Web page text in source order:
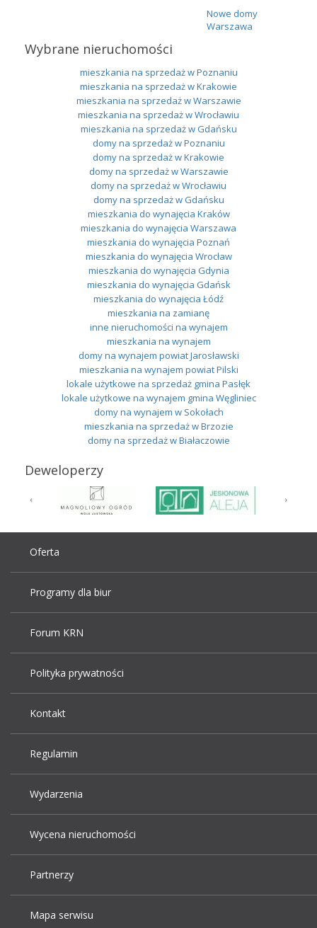
Nowe domy
Warszawa
Wybrane nieruchomości
mieszkania na sprzedaż w Poznaniu
mieszkania na sprzedaż w Krakowie
mieszkania na sprzedaż w Warszawie
mieszkania na sprzedaż w Wrocławiu
mieszkania na sprzedaż w Gdańsku
domy na sprzedaż w Poznaniu
domy na sprzedaż w Krakowie
domy na sprzedaż w Warszawie
domy na sprzedaż w Wrocławiu
domy na sprzedaż w Gdańsku
mieszkania do wynajęcia Kraków
mieszkania do wynajęcia Warszawa
mieszkania do wynajęcia Poznań
mieszkania do wynajęcia Wrocław
mieszkania do wynajęcia Gdynia
mieszkania do wynajęcia Gdańsk
mieszkania do wynajęcia Łódź
mieszkania na zamianę
inne nieruchomości na wynajem
mieszkania na wynajem
domy na wynajem powiat Jarosławski
mieszkania na wynajem powiat Pilski
lokale użytkowe na sprzedaż gmina Pasłęk
lokale użytkowe na wynajem gmina Węgliniec
domy na wynajem w Sokołach
mieszkania na sprzedaż w Brzozie
domy na sprzedaż w Białaczowie
Deweloperzy
Oferta
Programy dla biur
Forum KRN
Polityka prywatności
Kontakt
Regulamin
Wydarzenia
Wycena nieruchomości
Partnerzy
Mapa serwisu